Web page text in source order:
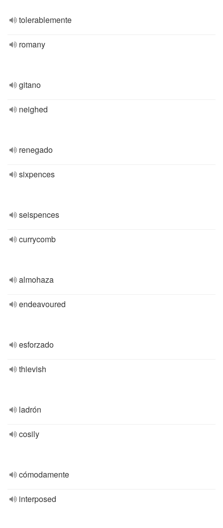
tolerablemente
romany
gitano
neighed
renegado
sixpences
seispences
currycomb
almohaza
endeavoured
esforzado
thievish
ladrón
cosily
cómodamente
interposed